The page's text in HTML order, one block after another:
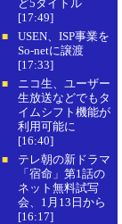
ど5タイトル
[17:49]
■
USEN、ISP事業を
So-netに譲渡
[17:33]
■
ニコ生、ユーザー
生放送などでもタ
イムシフト機能が
利用可能に
[16:40]
■
テレ朝の新ドラマ
「宿命」第1話の
ネット無料試写
会、1月13日から
[16:17]